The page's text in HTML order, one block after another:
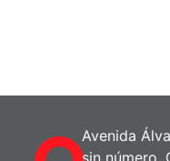
Avenida